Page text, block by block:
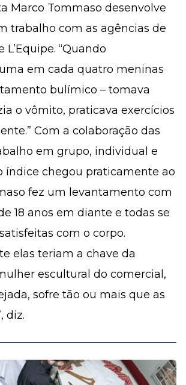
Marco Tommaso desenvolve
trabalho com as agências de
“Quando
em cada quatro meninas
bulímico – tomava
o vômito, praticava exercícios
Com a colaboração das
em grupo, individual e
índice chegou praticamente ao
fez um levantamento com
18 anos em diante e todas se
com o corpo.
elas teriam a chave da
escultural do comercial,
sofre tão ou mais que as
diz.